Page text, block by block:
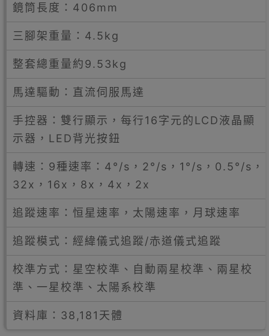
鏡筒長度：406mm
三腳架重量：4.5kg
整套總重量約9.53kg
馬達驅動：直流伺服馬達
手控器：雙行顯示，每行16字元的LCD液晶顯
示器，LED背光按鈕
轉速：9種速率：4°/s，2°/s，1°/s，0.5°/s，
32x，16x，8x，4x，2x
追蹤速率：恒星速率，太陽速率，月球速率
追蹤模式：經緯儀式追蹤/赤道儀式追蹤
校準方式：星空校準、自動兩星校準、兩星校
準、一星校準、太陽系校準
資料庫：38,181天體